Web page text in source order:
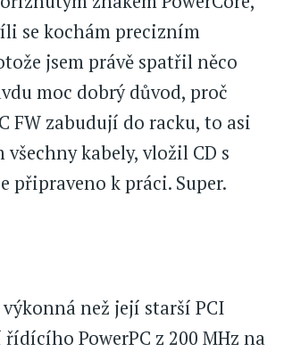
se kochám precizním
jsem právě spatřil něco
moc dobrý důvod, proč
FW zabudují do racku, to asi
kabely, vložil CD s
připraveno k práci. Super.
než její starší PCI
PowerPC z 200 MHz na